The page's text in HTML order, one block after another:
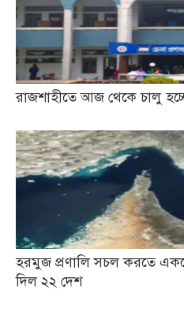
রাজশাহীতে আজ থেকে চালু
হরমুজ প্রণালি সচল করতে
দিল ২২ দেশ